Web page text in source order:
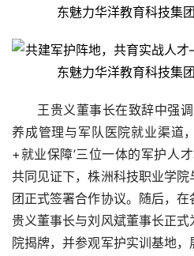
王贵义董事长在致辞中强
养成管理与军队医院就业渠道
+就业保障’三位一体的军护人
共同见证下，株洲科技职业学
团正式签署合作协议。随后，
贵义董事长与刘风斌董事长正
院揭牌，并参观军护实训基地